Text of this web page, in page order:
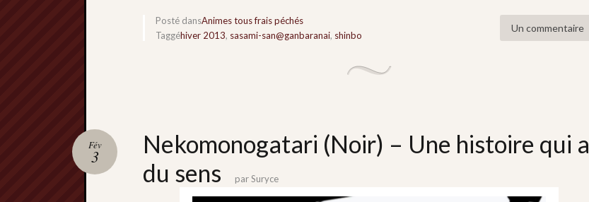
Un commentaire
Posté dansAnimes tous frais péchés
Taggéhiver 2013, sasami-san@ganbaranai, shinbo
Nekomonogatari (Noir) – Une histoire qui a
du sens
Fév
3
parSuryce